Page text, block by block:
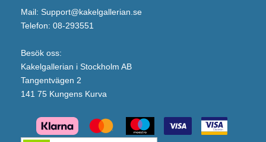
Mail: Support@kakelgallerian.se
Telefon: 08-293551
Besök oss:
Kakelgallerian i Stockholm AB
Tangentvägen 2
141 75 Kungens Kurva